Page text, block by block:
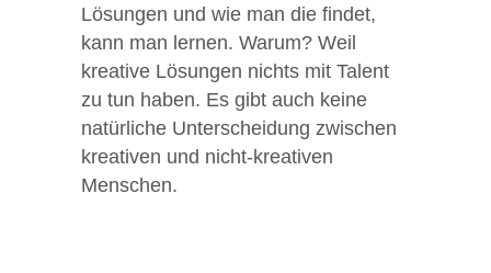
Lösungen und wie man die findet,
kann man lernen. Warum? Weil
kreative Lösungen nichts mit Talent
zu tun haben. Es gibt auch keine
natürliche Unterscheidung zwischen
kreativen und nicht-kreativen
Menschen.